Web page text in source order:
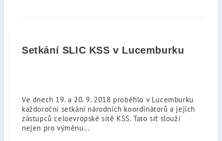
Setkání SLIC KSS v Lucemburku
Ve dnech 19. a 20. 9. 2018 proběhlo v Lucemburku
každoroční setkání národních koordinátorů a jejich
zástupců celoevropské sítě KSS. Tato síť slouží
nejen pro výměnu...